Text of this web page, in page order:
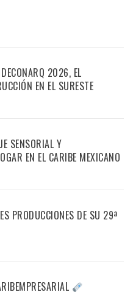
2026, EL
EN EL SURESTE
SENSORIAL Y
EN EL CARIBE MEXICANO
PRODUCCIONES DE SU 29ª